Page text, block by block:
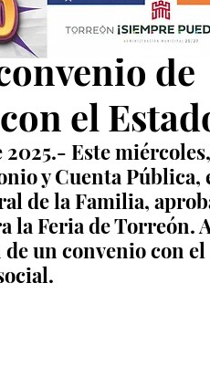
apoyos
de
el
Este
y Cuenta
de la Familia,
la Feria de Torreón.
un convenio con el
l.